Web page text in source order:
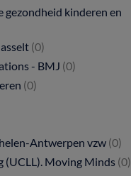
gezondheid kinderen en
(0)
- BMJ (0)
(0)
Antwerpen vzw (0)
(UCLL). Moving Minds (0)